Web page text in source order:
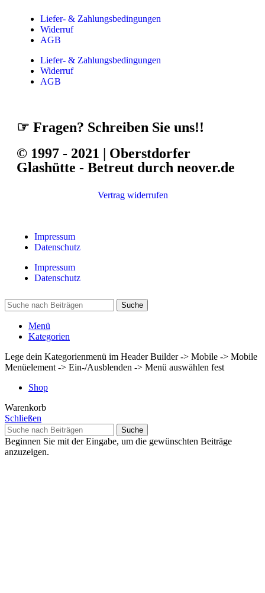
Liefer- & Zahlungsbedingungen
Widerruf
AGB
Liefer- & Zahlungsbedingungen
Widerruf
AGB
☞ Fragen? Schreiben Sie uns!!
© 1997 - 2021 | Oberstdorfer
Glashütte - Betreut durch neover.de
Vertrag widerrufen
Impressum
Datenschutz
Impressum
Datenschutz
Suche
Menü
Kategorien
Lege dein Kategorienmenü im Header Builder -> Mobile -> Mobile
Menüelement -> Ein-/Ausblenden -> Menü auswählen fest
Shop
Warenkorb
Schließen
Suche
Beginnen Sie mit der Eingabe, um die gewünschten Beiträge
anzuzeigen.